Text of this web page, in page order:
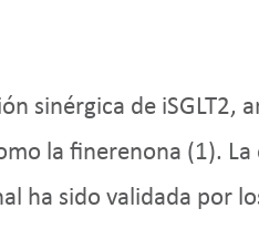
sinérgica de iSGLT2,
la finerenona (1).
ha sido validada por